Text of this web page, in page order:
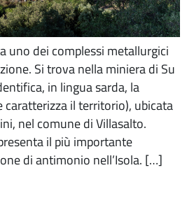
uno dei complessi metallurgici
Si trova nella miniera di Su
in lingua sarda, la
caratterizza il territorio), ubicata
nel comune di Villasalto.
il più importante
di antimonio nell’Isola. […]